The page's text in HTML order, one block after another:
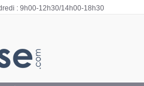
: 9h00-12h30/14h00-18h30